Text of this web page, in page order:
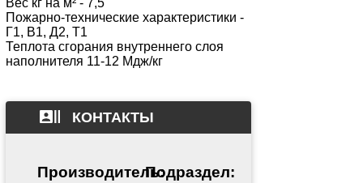
Вес кг на м² - 7,5
Пожарно-технические характеристики -
Г1, В1, Д2, Т1
Теплота сгорания внутреннего слоя
наполнителя 11-12 Мдж/кг
КОНТАКТЫ
Производитель:Подраздел: